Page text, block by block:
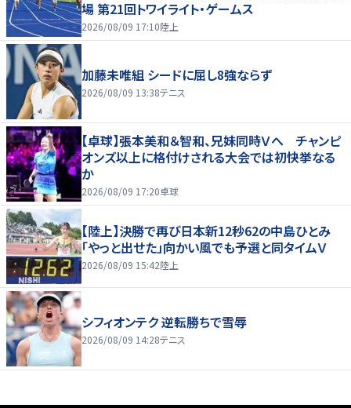
場 第21回トワイライト・ゲームス
2026/08/09 17:10陸上
加藤未唯組 シードに屈し8強ならず
2026/08/09 13:38テニス
【卓球】張本美和＆智和、兄妹同時Ｖへ チャンピ
オンズ以上に格付けされる大会では初快挙なる
か
2026/08/09 17:20卓球
【陸上】決勝で再び日本新12秒62の中島ひとみ
「やっと出せた」向かい風でも予選と同タイムＶ
2026/08/09 15:42陸上
シフィオンテク 逆転勝ちで雪辱
2026/08/09 14:28テニス